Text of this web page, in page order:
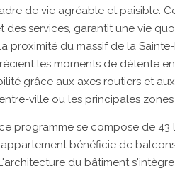
de vie agréable et paisible.
des services, garantit une vie
proximité du massif de la
les moments de détente
grâce aux axes routiers et
ville ou les principales
programme se compose de
bénéficie de
du bâtiment